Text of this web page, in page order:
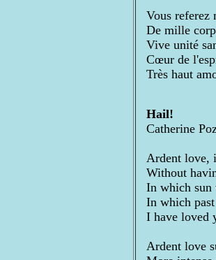
Vous referez
De mille
Vive unité
Cœur de
Très haut
Hail!
Catherine
Ardent love,
Without
In which sun
In which
I have loved
Ardent love